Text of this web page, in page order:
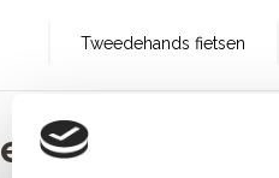
Tweedehands fietsen
zijn er geen